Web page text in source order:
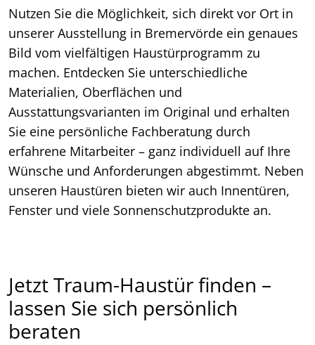
Nutzen Sie die Möglichkeit, sich direkt vor Ort in
unserer Ausstellung in Bremervörde ein genaues
Bild vom vielfältigen Haustürprogramm zu
machen. Entdecken Sie unterschiedliche
Materialien, Oberflächen und
Ausstattungsvarianten im Original und erhalten
Sie eine persönliche Fachberatung durch
erfahrene Mitarbeiter – ganz individuell auf Ihre
Wünsche und Anforderungen abgestimmt. Neben
unseren Haustüren bieten wir auch Innentüren,
Fenster und viele Sonnenschutzprodukte an.
Jetzt Traum-Haustür finden –
lassen Sie sich persönlich
beraten